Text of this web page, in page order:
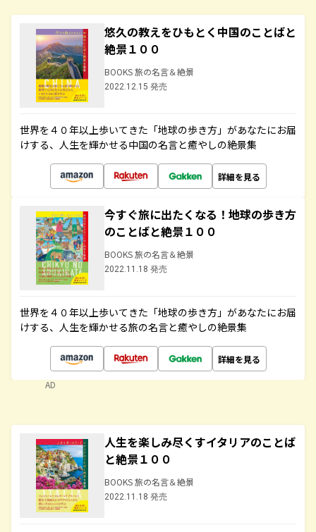
悠久の教えをひもとく中国のことばと
絶景１００
BOOKS 旅の名言＆絶景
2022.12.15 発売
世界を４０年以上歩いてきた「地球の歩き方」があなたにお届
けする、人生を輝かせる中国の名言と癒やしの絶景集
詳細を見る
今すぐ旅に出たくなる！地球の歩き方
のことばと絶景１００
BOOKS 旅の名言＆絶景
2022.11.18 発売
世界を４０年以上歩いてきた「地球の歩き方」があなたにお届
けする、人生を輝かせる旅の名言と癒やしの絶景集
詳細を見る
AD
人生を楽しみ尽くすイタリアのことば
と絶景１００
BOOKS 旅の名言＆絶景
2022.11.18 発売